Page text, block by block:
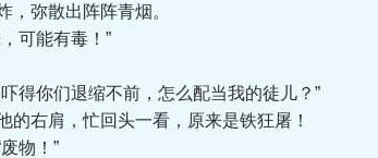
弥散出阵阵青烟。
可能有毒！”
你们退缩不前，怎么配当我的徒儿？”
右肩，忙回头一看，原来是铁狂屠！
物！”